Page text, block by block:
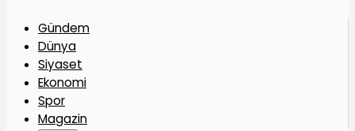
Gündem
Dünya
Siyaset
Ekonomi
Spor
Magazin